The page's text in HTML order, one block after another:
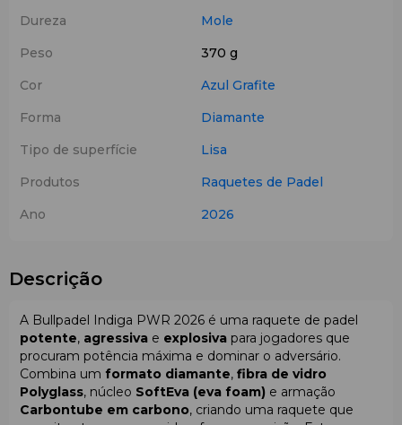
Dureza
Mole
Peso
370 g
Cor
Azul Grafite
Forma
Diamante
Tipo de superfície
Lisa
Produtos
Raquetes de Padel
Ano
2026
Descrição
A Bullpadel Indiga PWR 2026 é uma raquete de padel
potente, agressiva e explosiva para jogadores que
procuram potência máxima e dominar o adversário.
Combina um formato diamante, fibra de vidro
Polyglass, núcleo SoftEva (eva foam) e armação
Carbontube em carbono, criando uma raquete que